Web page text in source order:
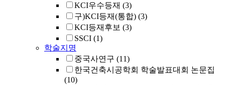
KCI우수등재 (3)
구)KCI등재(통합) (3)
KCI등재후보 (3)
SSCI (1)
학술지명
중국사연구 (11)
한국건축시공학회 학술발표대회 논문집
(10)